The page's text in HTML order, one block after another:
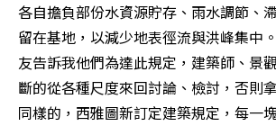
各自擔負部份水資源貯存、雨水調節、
留在基地，以減少地表徑流與洪峰集中
友告訴我他們為達此規定，建築師、景
斷的從各種尺度來回討論、檢討，否則
同樣的，西雅圖新訂定建築規定，每一